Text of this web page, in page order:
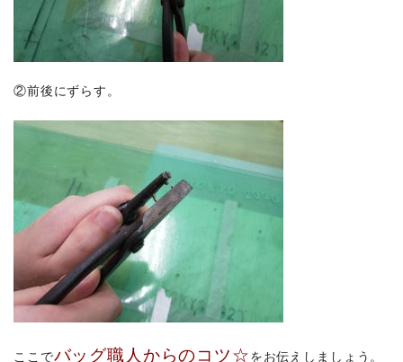
②前後にずらす。
ここでバッグ職人からのコツ☆をお伝えしましょう。